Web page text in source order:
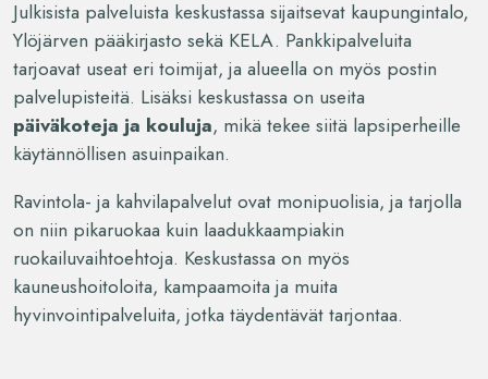
Julkisista palveluista keskustassa sijaitsevat kaupungintalo,
Ylöjärven pääkirjasto sekä KELA. Pankkipalveluita
tarjoavat useat eri toimijat, ja alueella on myös postin
palvelupisteitä. Lisäksi keskustassa on useita
päiväkoteja ja kouluja, mikä tekee siitä lapsiperheille
käytännöllisen asuinpaikan.
Ravintola- ja kahvilapalvelut ovat monipuolisia, ja tarjolla
on niin pikaruokaa kuin laadukkaampiakin
ruokailuvaihtoehtoja. Keskustassa on myös
kauneushoitoloita, kampaamoita ja muita
hyvinvointipalveluita, jotka täydentävät tarjontaa.